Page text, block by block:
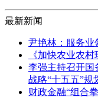
最新新闻
尹艳林：服务业
《加快农业农
李强主持召开国
战略“十五五”规
财政金融“组合